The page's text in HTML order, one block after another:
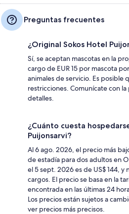
Preguntas frecuentes
¿Original Sokos Hotel
Sí, se aceptan mascotas en la
cargo de EUR 15 por mascota
animales de servicio. Es posible
restricciones. Comunícate con
detalles.
¿Cuánto cuesta
Puijonsarvi?
Al 6 ago. 2026, el precio más
de estadía para dos adultos en
el 5 sept. 2026 es de US$ 144, y
cargos. El precio se basa en la
encontrada en las últimas 24
Los precios están sujetos a
ver precios más precisos.